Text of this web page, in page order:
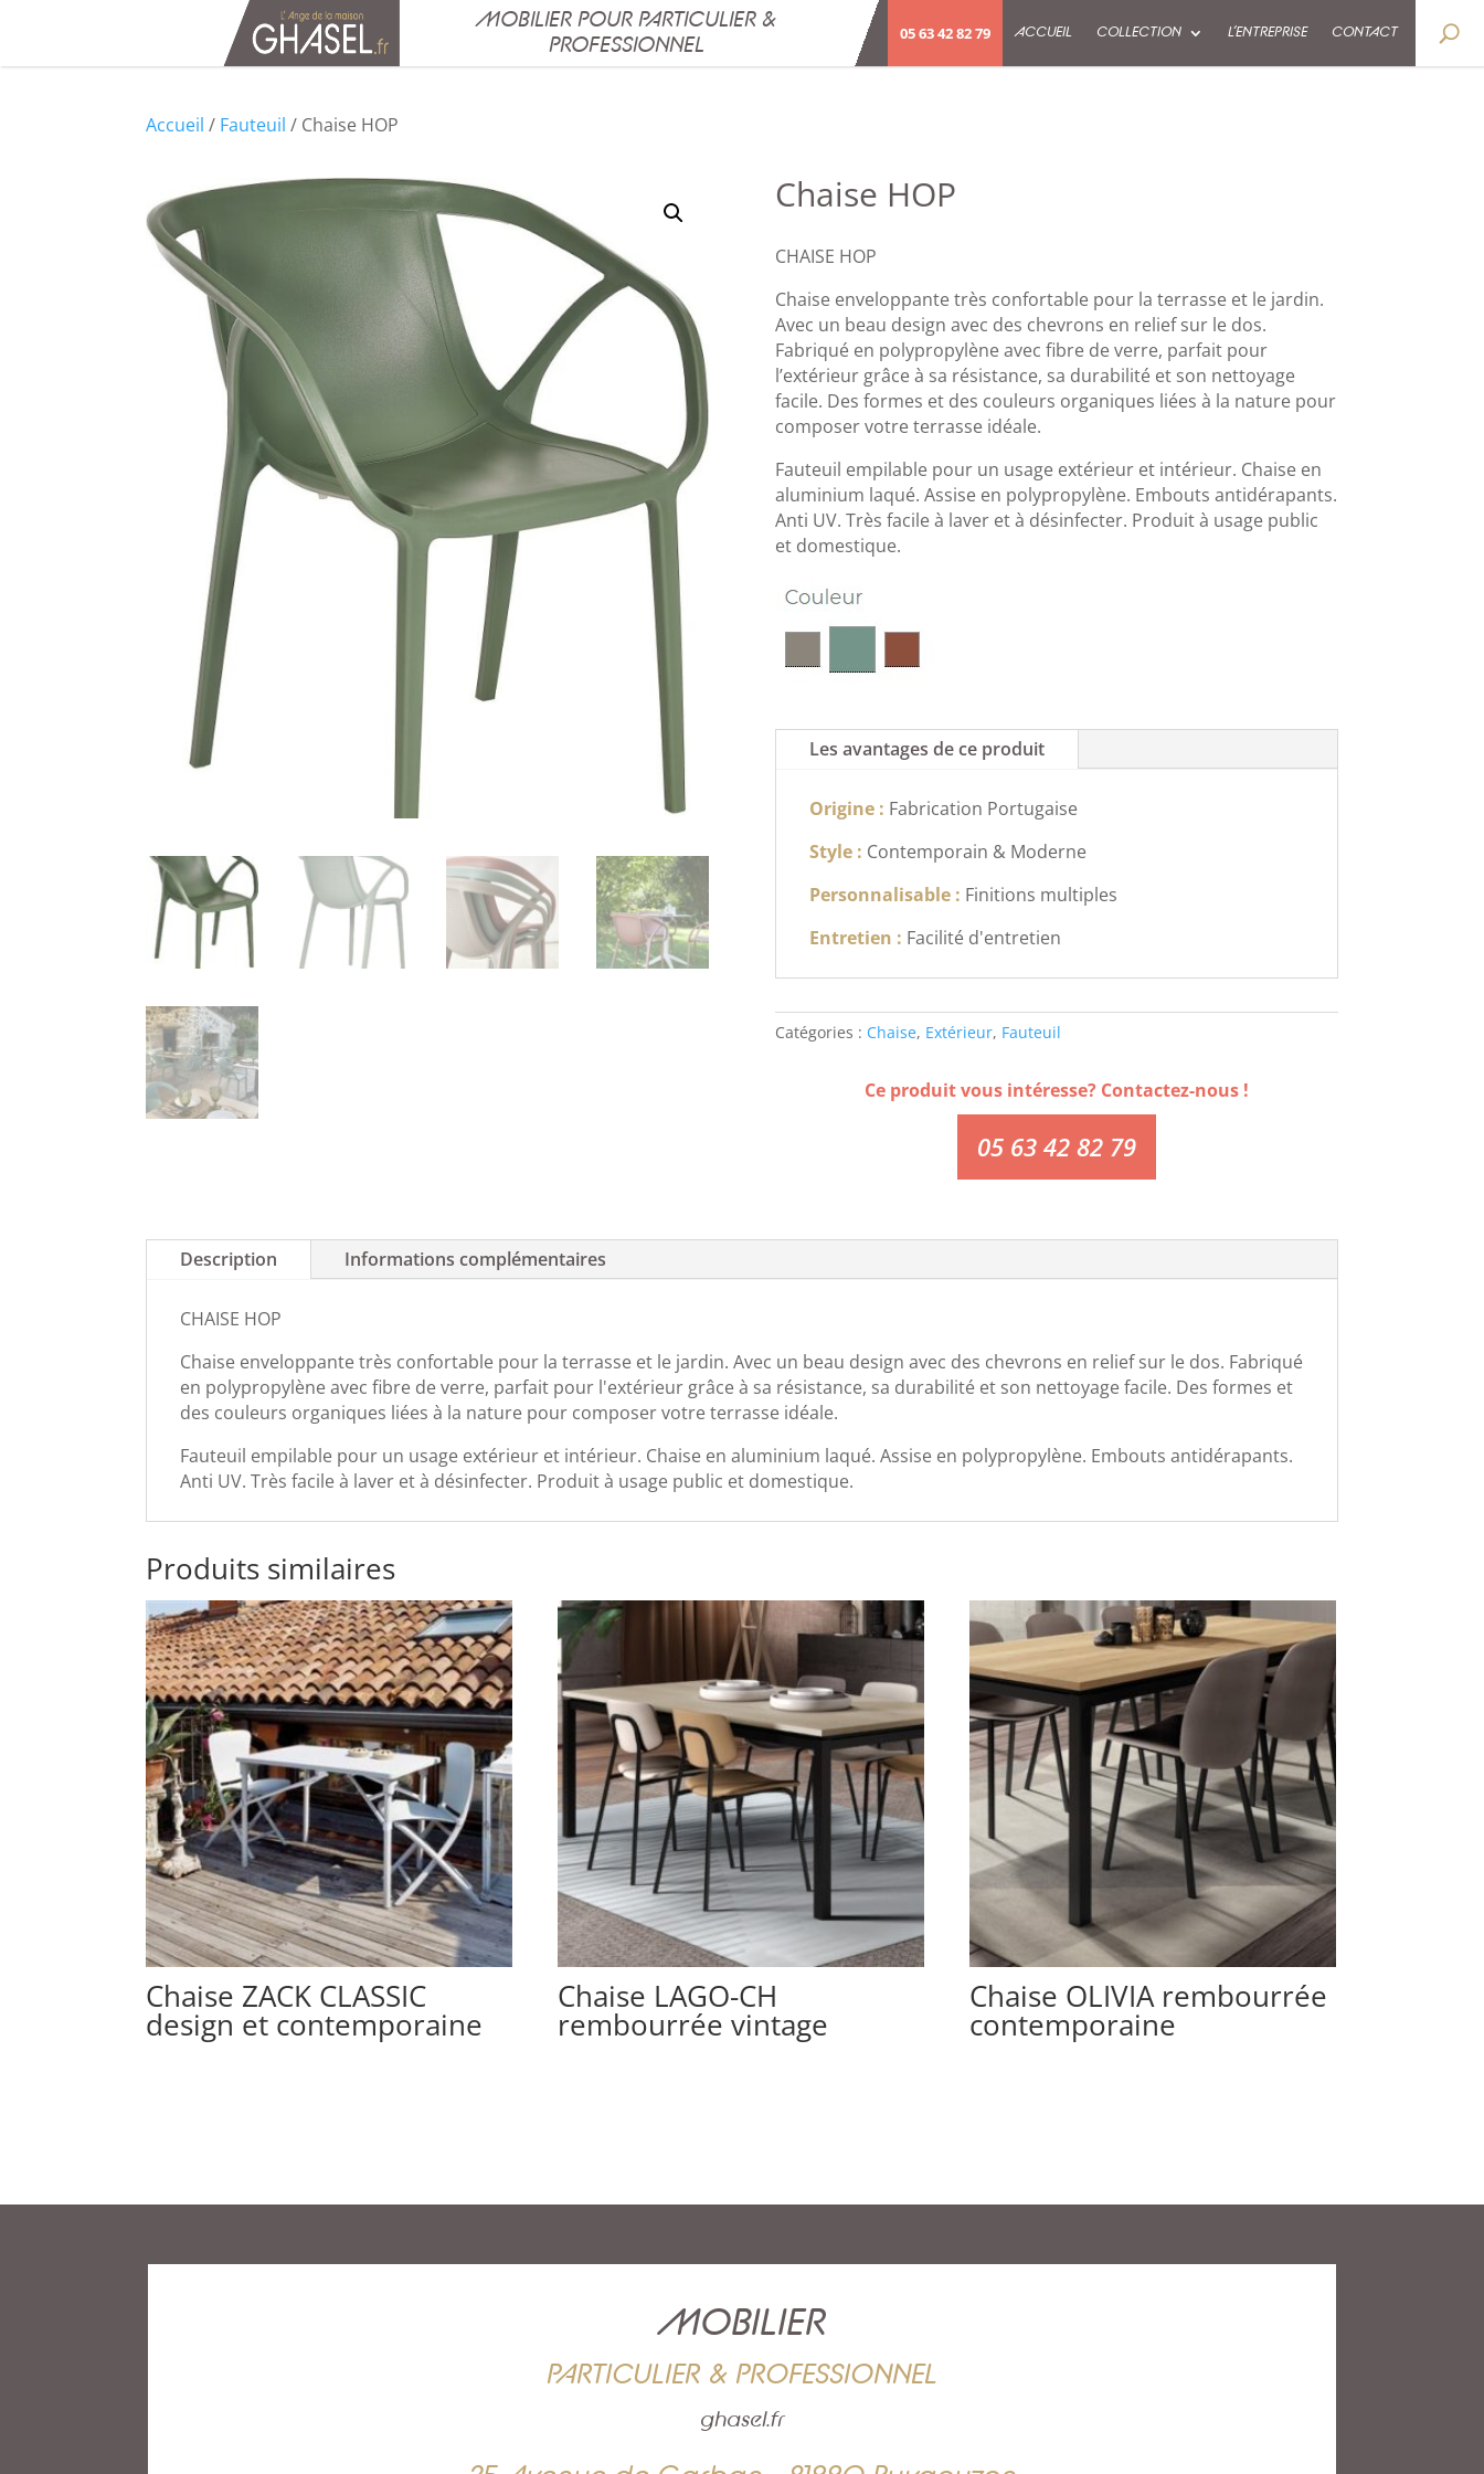
MOBILIER POUR PARTICULIER &
PROFESSIONNEL
05 63 42 82 79 ACCUEIL COLLECTION L’ENTREPRISE CONTACT
Accueil / Fauteuil / Chaise HOP
Chaise HOP
CHAISE HOP
Chaise enveloppante très confortable pour la terrasse et le jardin.
Avec un beau design avec des chevrons en relief sur le dos.
Fabriqué en polypropylène avec fibre de verre, parfait pour
l’extérieur grâce à sa résistance, sa durabilité et son nettoyage
facile. Des formes et des couleurs organiques liées à la nature pour
composer votre terrasse idéale.
Fauteuil empilable pour un usage extérieur et intérieur. Chaise en
aluminium laqué. Assise en polypropylène. Embouts antidérapants.
Anti UV. Très facile à laver et à désinfecter. Produit à usage public
et domestique.
Les avantages de ce produit
Origine : Fabrication Portugaise
Style : Contemporain & Moderne
Personnalisable : Finitions multiples
Entretien : Facilité d'entretien
Catégories : Chaise, Extérieur, Fauteuil
Ce produit vous intéresse? Contactez-nous !
05 63 42 82 79
Description Informations complémentaires
CHAISE HOP
Chaise enveloppante très confortable pour la terrasse et le jardin. Avec un beau design avec des chevrons en relief sur le dos. Fabriqué
en polypropylène avec fibre de verre, parfait pour l'extérieur grâce à sa résistance, sa durabilité et son nettoyage facile. Des formes et
des couleurs organiques liées à la nature pour composer votre terrasse idéale.
Fauteuil empilable pour un usage extérieur et intérieur. Chaise en aluminium laqué. Assise en polypropylène. Embouts antidérapants.
Anti UV. Très facile à laver et à désinfecter. Produit à usage public et domestique.
Produits similaires
Chaise ZACK CLASSIC
design et contemporaine
Chaise LAGO-CH
rembourrée vintage
Chaise OLIVIA rembourrée
contemporaine
MOBILIER
PARTICULIER & PROFESSIONNEL
ghasel.fr